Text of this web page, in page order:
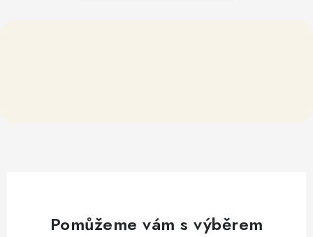
Pomůžeme vám s výběrem